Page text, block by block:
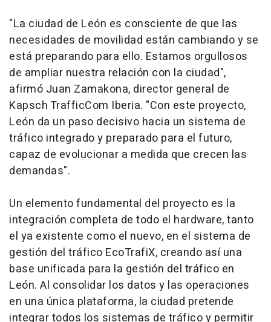
"La ciudad de León es consciente de que las
necesidades de movilidad están cambiando y se
está preparando para ello. Estamos orgullosos
de ampliar nuestra relación con la ciudad",
afirmó Juan Zamakona, director general de
Kapsch TrafficCom Iberia. "Con este proyecto,
León da un paso decisivo hacia un sistema de
tráfico integrado y preparado para el futuro,
capaz de evolucionar a medida que crecen las
demandas".
Un elemento fundamental del proyecto es la
integración completa de todo el hardware, tanto
el ya existente como el nuevo, en el sistema de
gestión del tráfico EcoTrafiX, creando así una
base unificada para la gestión del tráfico en
León. Al consolidar los datos y las operaciones
en una única plataforma, la ciudad pretende
integrar todos los sistemas de tráfico y permitir